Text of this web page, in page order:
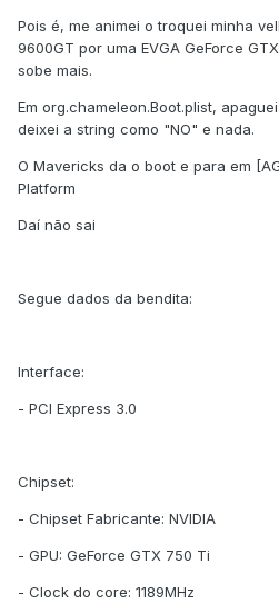
Pois é, me animei o troquei minha
9600GT por uma EVGA GeForce
sobe mais.
Em org.chameleon.Boot.plist,
deixei a string como "NO" e nada.
O Mavericks da o boot e para em
Platform
Daí não sai
Segue dados da bendita:
Interface:
- PCI Express 3.0
Chipset:
- Chipset Fabricante: NVIDIA
- GPU: GeForce GTX 750 Ti
- Clock do core: 1189MHz